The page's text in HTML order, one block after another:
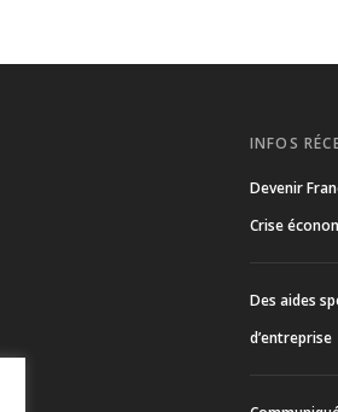
INFOS
Devenir
Crise
Des aides
d’entreprise